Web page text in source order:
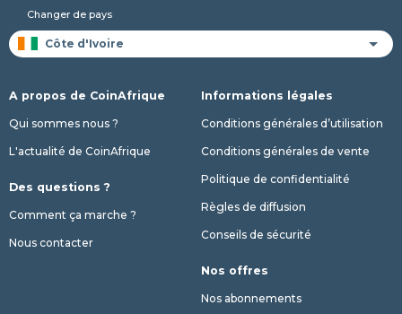
Changer de pays
A propos de CoinAfrique
Qui sommes nous ?
L'actualité de CoinAfrique
Des questions ?
Comment ça marche ?
Nous contacter
Informations légales
Conditions générales d’utilisation
Conditions générales de vente
Politique de confidentialité
Règles de diffusion
Conseils de sécurité
Nos offres
Nos abonnements